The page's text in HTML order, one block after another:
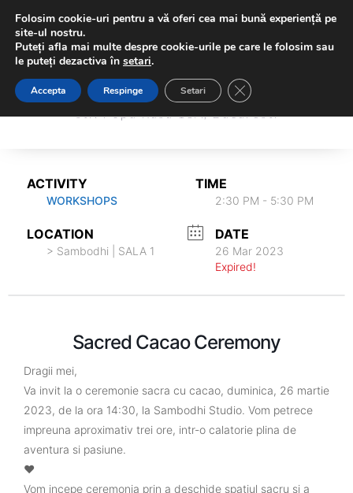
Sambodhi Studio
str. Popa Rusu 16A, Bucuresti
Sambodhi Studio
ACTIVITY
WORKSHOPS
TIME
2:30 PM - 5:30 PM
LOCATION
> Sambodhi | SALA 1
DATE
26 Mar 2023
Expired!
Sacred Cacao Ceremony
Dragii mei,
Va invit la o ceremonie sacra cu cacao, duminica, 26 martie
2023, de la ora 14:30, la Sambodhi Studio. Vom petrece
impreuna aproximativ trei ore, intr-o calatorie plina de
aventura si pasiune.
❤️
Vom incepe ceremonia prin a deschide spatiul sacru si a
Folosim cookie-uri pentru a vă oferi cea mai bună experiență pe
site-ul nostru.
Puteți afla mai multe despre cookie-urile pe care le folosim sau
le puteți dezactiva în setari.
Accepta Respinge Setari Close GDPR Cookie